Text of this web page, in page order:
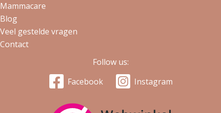
Mammacare
Blog
Veel gestelde vragen
Contact
Follow us:
Facebook
Instagram